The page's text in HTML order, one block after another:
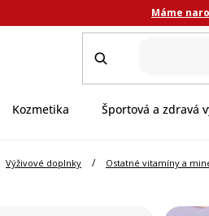
Máme
Kozmetika Športová a zdravá
Výživové doplnky / Ostatné vitamíny a